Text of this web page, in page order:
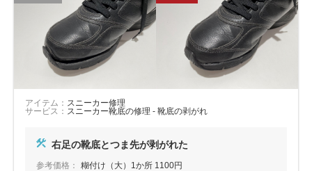
アイテム： スニーカー修理
サービス： スニーカー靴底の修理 - 靴底の剥がれ
右足の靴底とつま先が剥がれた
参考価格：
糊付け（大）1か所 1100円